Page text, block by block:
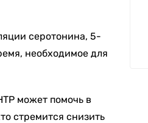
серотонина, 5-
необходимое для
может помочь в
стремится снизить